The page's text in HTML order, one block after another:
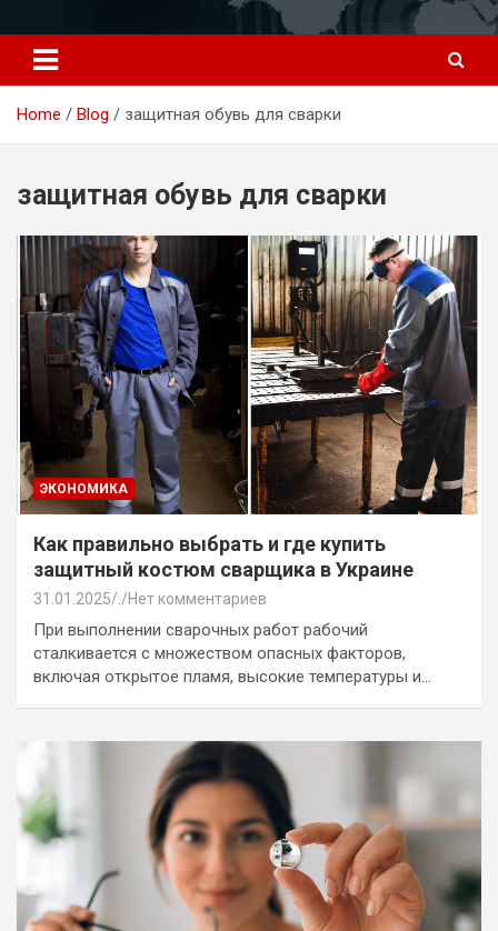
к
содержимому
Home Blog защитная обувь для сварки
защитная обувь для сварки
ЭКОНОМИКА
Как правильно выбрать и где купить
защитный костюм сварщика в Украине
31.01.2025 Нет комментариев
При выполнении сварочных работ рабочий
сталкивается с множеством опасных факторов,
включая открытое пламя, высокие температуры и…